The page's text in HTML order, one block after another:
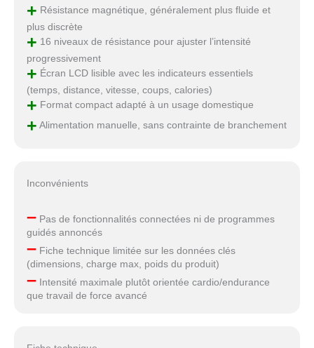
+ Résistance magnétique, généralement plus fluide et
plus discrète
+ 16 niveaux de résistance pour ajuster l’intensité
progressivement
+ Écran LCD lisible avec les indicateurs essentiels
(temps, distance, vitesse, coups, calories)
+ Format compact adapté à un usage domestique
+ Alimentation manuelle, sans contrainte de branchement
Inconvénients
–Pas de fonctionnalités connectées ni de programmes
guidés annoncés
–Fiche technique limitée sur les données clés
(dimensions, charge max, poids du produit)
–Intensité maximale plutôt orientée cardio/endurance
que travail de force avancé